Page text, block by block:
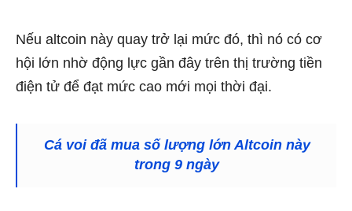
Nếu altcoin này quay trở lại mức đó, thì nó có cơ
hội lớn nhờ động lực gần đây trên thị trường tiền
điện tử để đạt mức cao mới mọi thời đại.
Cá voi đã mua số lượng lớn Altcoin này
trong 9 ngày